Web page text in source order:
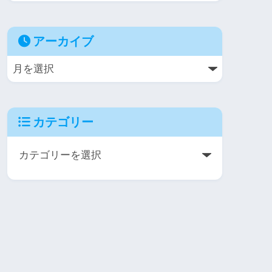
アーカイブ
カテゴリー